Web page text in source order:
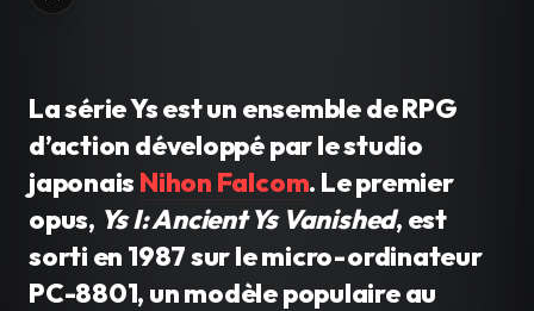
La série Ys est un ensemble de RPG
d’action développé par le studio
japonaisNihon Falcom. Le premier
opus, Ys I: Ancient Ys Vanished, est
sorti en 1987 sur le micro-ordinateur
PC-8801, un modèle populaire au